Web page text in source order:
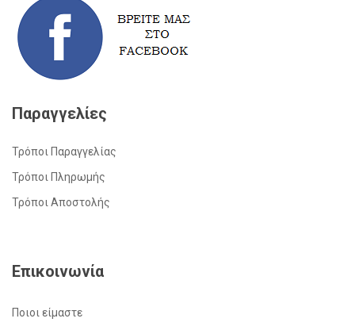
Παραγγελίες
Τρόποι Παραγγελίας
Τρόποι Πληρωμής
Τρόποι Αποστολής
Επικοινωνία
Ποιοι είμαστε